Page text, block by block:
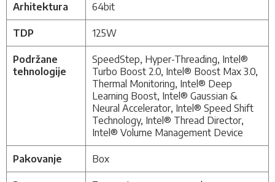
Arhitektura 64bit
TDP 125W
Podržane
tehnologije
SpeedStep, Hyper-Threading, Intel®
Turbo Boost 2.0, Intel® Boost Max 3.0,
Thermal Monitoring, Intel® Deep
Learning Boost, Intel® Gaussian &
Neural Accelerator, Intel® Speed Shift
Technology, Intel® Thread Director,
Intel® Volume Management Device
Pakovanje Box